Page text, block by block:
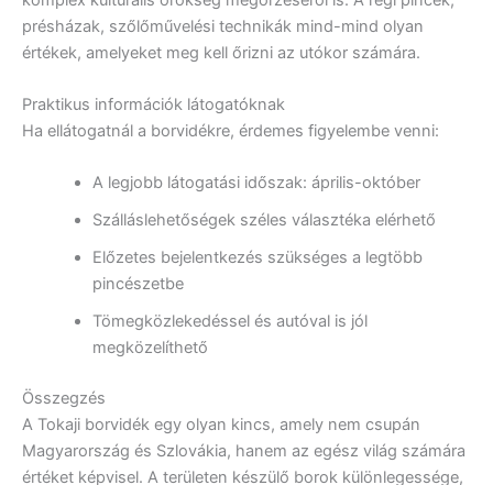
présházak, szőlőművelési technikák mind-mind olyan
értékek, amelyeket meg kell őrizni az utókor számára.
Praktikus információk látogatóknak
Ha ellátogatnál a borvidékre, érdemes figyelembe venni:
A legjobb látogatási időszak: április-október
Szálláslehetőségek széles választéka elérhető
Előzetes bejelentkezés szükséges a legtöbb
pincészetbe
Tömegközlekedéssel és autóval is jól
megközelíthető
Összegzés
A Tokaji borvidék egy olyan kincs, amely nem csupán
Magyarország és Szlovákia, hanem az egész világ számára
értéket képvisel. A területen készülő borok különlegessége,